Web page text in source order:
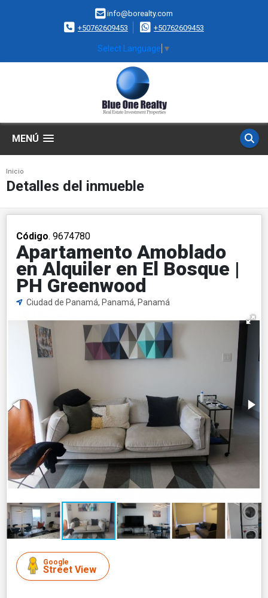
info@borealty.com
+50762609453
+50762609453
Select Language ▼
MENÚ
Inicio
Detalles del inmueble
Código. 9674780
Apartamento Amoblado
en Alquiler en El Bosque |
PH Greenwood
Ciudad de Panamá, Panamá, Panamá
Google
Street View